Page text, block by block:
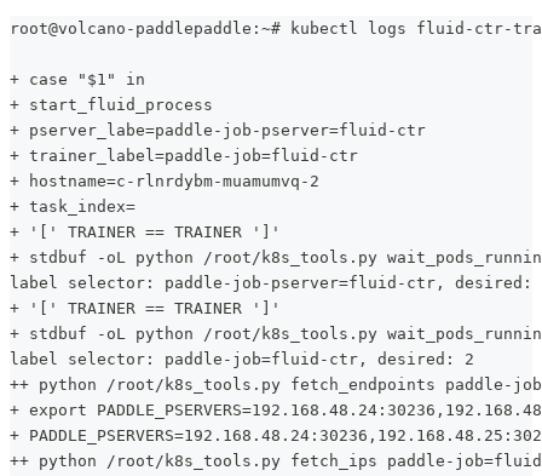
root@volcano-paddlepaddle:~# kubectl logs fluid-ctr-
+ case "$1" in
+ start_fluid_process
+ pserver_labe=paddle-job-pserver=fluid-ctr
+ trainer_label=paddle-job=fluid-ctr
+ hostname=c-rlnrdybm-muamumvq-2
+ task_index=
+ '[' TRAINER == TRAINER ']'
+ stdbuf -oL python /root/k8s_tools.py
label selector: paddle-job-pserver=fluid-ctr, desired:
+ '[' TRAINER == TRAINER ']'
+ stdbuf -oL python /root/k8s_tools.py
label selector: paddle-job=fluid-ctr, desired: 2
++ python /root/k8s_tools.py fetch_endpoints paddle-
+ export
+
++ python /root/k8s_tools.py fetch_ips paddle-